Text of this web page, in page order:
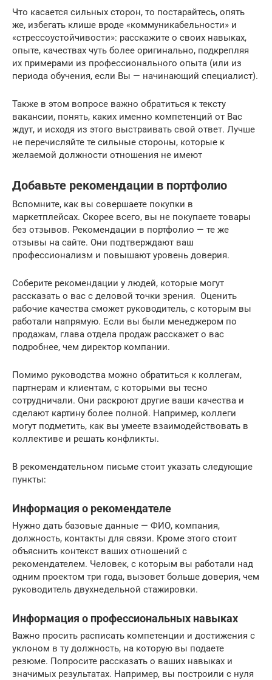
Что касается сильных сторон, то постарайтесь, опять
же, избегать клише вроде «коммуникабельности» и
«стрессоустойчивости»: расскажите о своих навыках,
опыте, качествах чуть более оригинально, подкрепляя
их примерами из профессионального опыта (или из
периода обучения, если Вы — начинающий специалист).
Также в этом вопросе важно обратиться к тексту
вакансии, понять, каких именно компетенций от Вас
ждут, и исходя из этого выстраивать свой ответ. Лучше
не перечисляйте те сильные стороны, которые к
желаемой должности отношения не имеют
Добавьте рекомендации в портфолио
Вспомните, как вы совершаете покупки в
маркетплейсах. Скорее всего, вы не покупаете товары
без отзывов. Рекомендации в портфолио — те же
отзывы на сайте. Они подтверждают ваш
профессионализм и повышают уровень доверия.
Соберите рекомендации у людей, которые могут
рассказать о вас с деловой точки зрения. Оценить
рабочие качества сможет руководитель, с которым вы
работали напрямую. Если вы были менеджером по
продажам, глава отдела продаж расскажет о вас
подробнее, чем директор компании.
Помимо руководства можно обратиться к коллегам,
партнерам и клиентам, с которыми вы тесно
сотрудничали. Они раскроют другие ваши качества и
сделают картину более полной. Например, коллеги
могут подметить, как вы умеете взаимодействовать в
коллективе и решать конфликты.
В рекомендательном письме стоит указать следующие
пункты:
Информация о рекомендателе
Нужно дать базовые данные — ФИО, компания,
должность, контакты для связи. Кроме этого стоит
объяснить контекст ваших отношений с
рекомендателем. Человек, с которым вы работали над
одним проектом три года, вызовет больше доверия, чем
руководитель двухнедельной стажировки.
Информация о профессиональных навыках
Важно просить расписать компетенции и достижения с
уклоном в ту должность, на которую вы подаете
резюме. Попросите рассказать о ваших навыках и
значимых результатах. Например, вы построили с нуля